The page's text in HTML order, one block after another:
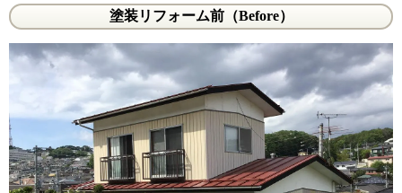
塗装リフォーム前（Before）